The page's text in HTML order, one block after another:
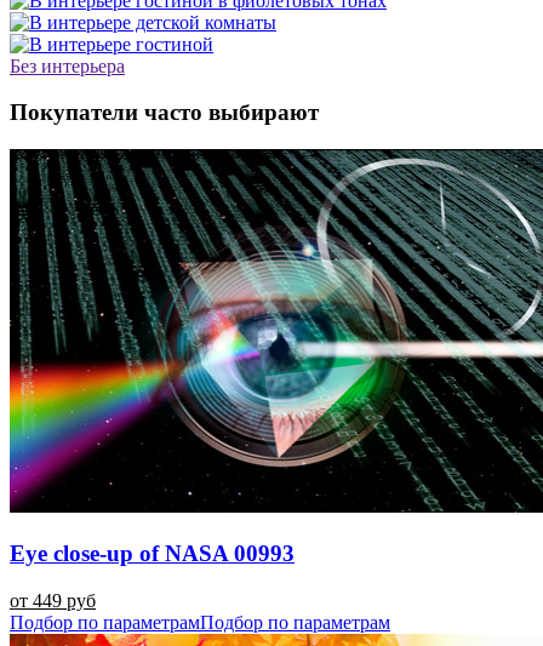
Без интерьера
Покупатели часто выбирают
Eye close-up of NASA 00993
от 449 руб
Подбор по параметрамПодбор по параметрам